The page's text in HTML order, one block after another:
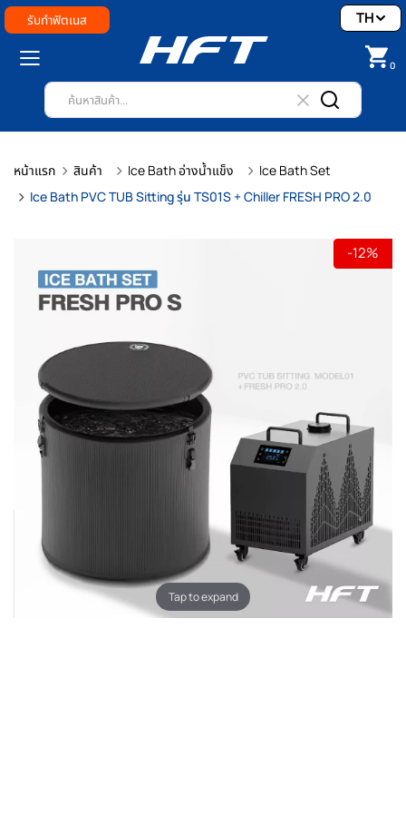
รับทำฟิตเนส
0
TH
หน้าแรก สินค้า Ice Bath อ่างน้ำแข็ง
Ice Bath Set
Ice Bath PVC TUB Sitting รุ่น TS01S + Chiller FRESH PRO 2.0
Tap to expand
-12%